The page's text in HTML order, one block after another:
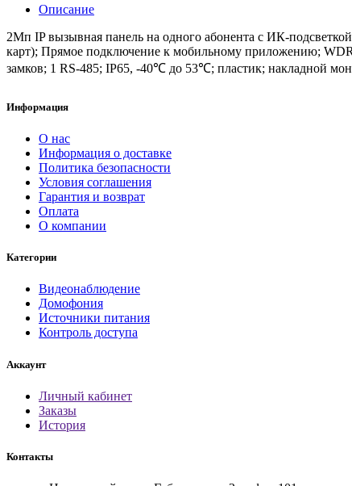
Описание
2Мп IP вызывная панель на одного абонента с ИК-
карт); Прямое подключение к мобильному приложению;
замков; 1 RS-485; IP65, -40℃ до 53℃; пластик; накладной
Информация
О нас
Информация о доставке
Политика безопасности
Условия соглашения
Гарантия и возврат
Оплата
О компании
Категории
Видеонаблюдение
Домофония
Источники питания
Контроль доступа
Аккаунт
Личный кабинет
Заказы
История
Контакты